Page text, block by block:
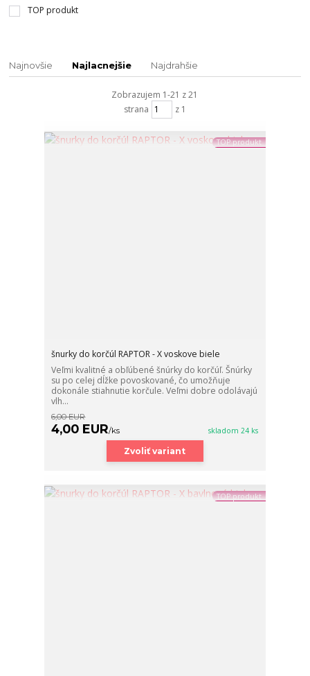
TOP produkt
Najnovšie Najlacnejšie Najdrahšie
Zobrazujem 1-21 z 21
strana
z 1
TOP produkt
šnurky do korčúl RAPTOR - X voskove biele
Veľmi kvalitné a obľúbené šnúrky do korčúľ. Šnúrky
su po celej dĺžke povoskované, čo umožňuje
dokonále stiahnutie korčule. Veľmi dobre odolávajú
vlh...
6,00 EUR
4,00 EUR/ks skladom 24 ks
Zvoliť variant
TOP produkt